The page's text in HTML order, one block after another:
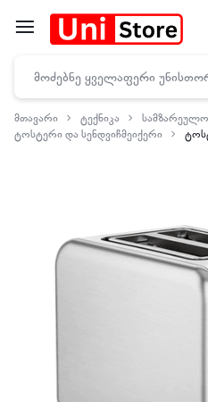
მთავარი ტექნიკა
ტოსტერი და სენდვიჩმეიქერი